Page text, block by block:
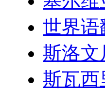
世界语
斯洛文
斯瓦西